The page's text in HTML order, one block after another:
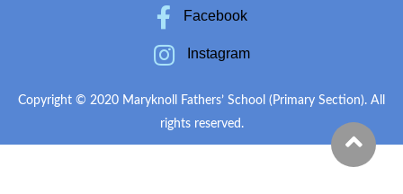
Facebook
Instagram
Copyright © 2020 Maryknoll Fathers’ School (Primary Section). All
rights reserved.